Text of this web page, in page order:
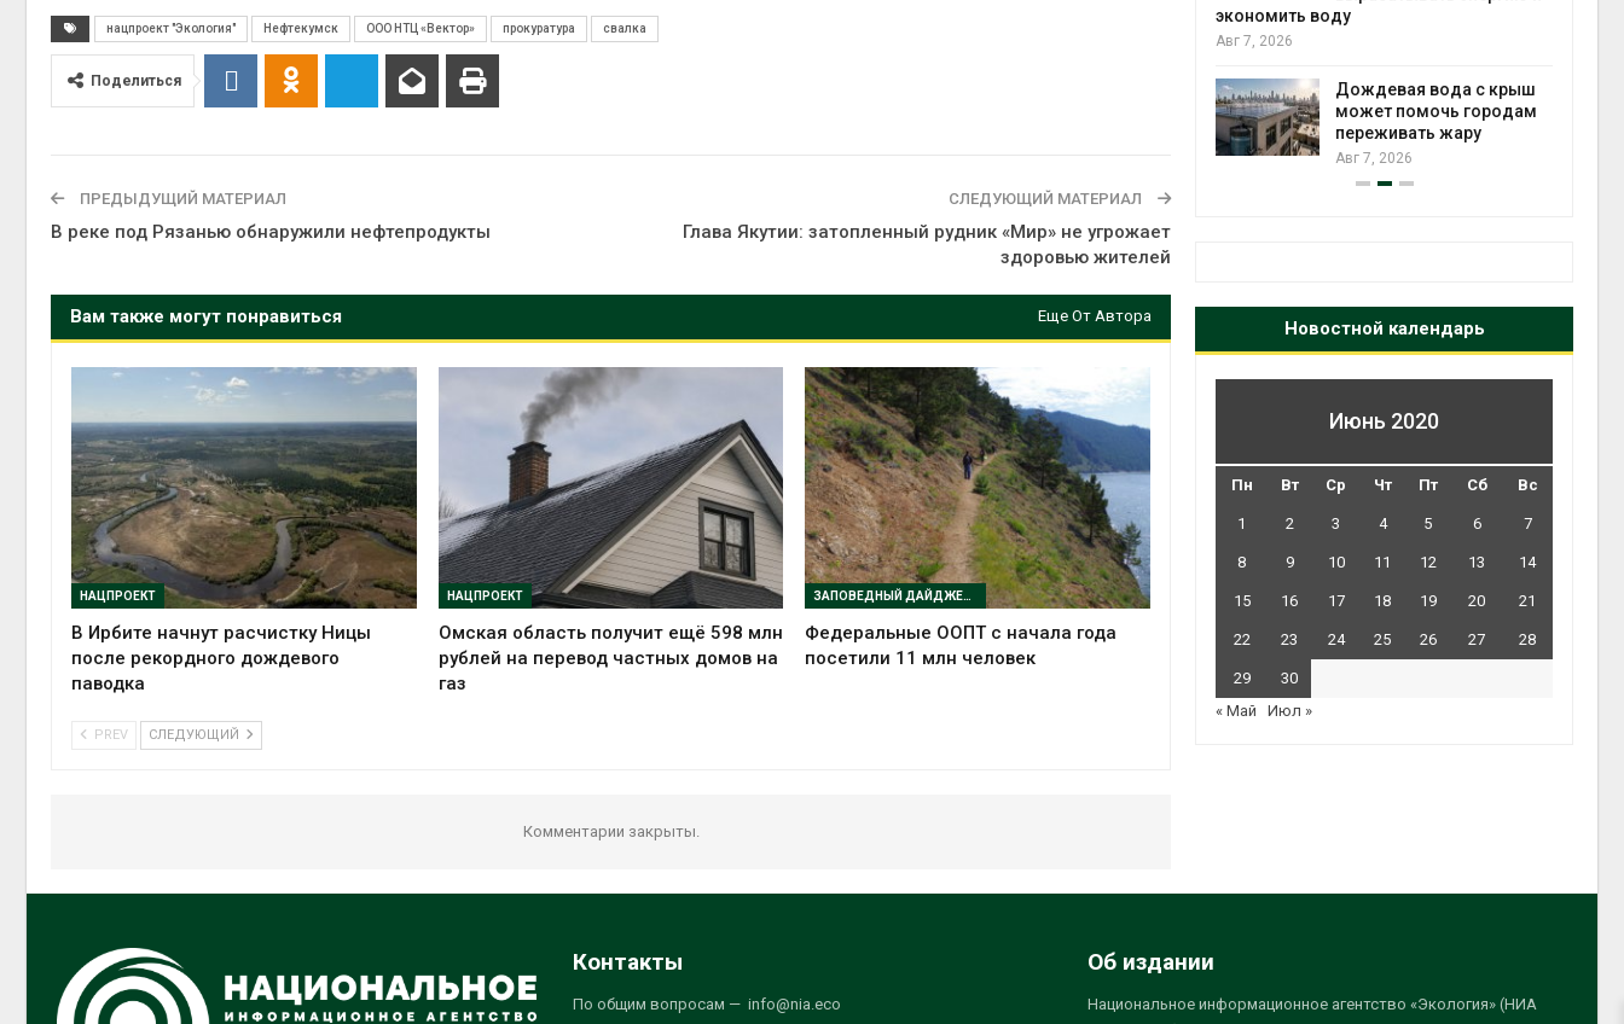
нацпроект "Экология" Нефтекумск ООО НТЦ «Вектор» прокуратура свалка
Поделиться
ПРЕДЫДУЩИЙ МАТЕРИАЛ
В реке под Рязанью обнаружили нефтепродукты
СЛЕДУЮЩИЙ МАТЕРИАЛ
Глава Якутии: затопленный рудник «Мир» не угрожает
здоровью жителей
Вам также могут понравиться Еще От Автора
НАЦПРОЕКТ
В Ирбите начнут расчистку Ницы
после рекордного дождевого
паводка
НАЦПРОЕКТ
Омская область получит ещё 598 млн
рублей на перевод частных домов на
газ
ЗАПОВЕДНЫЙ ДАЙДЖЕСТ
Федеральные ООПТ с начала года
посетили 11 млн человек
PREV СЛЕДУЮЩИЙ
Комментарии закрыты.
Приложение «Экопульс»
экономить воду
Авг 7, 2026
Дождевая вода с крыш
может помочь городам
переживать жару
Авг 7, 2026
Новостной календарь
Июнь 2020
Пн Вт Ср Чт Пт Сб Вс
1 2 3 4 5 6 7
8 9 10 11 12 13 14
15 16 17 18 19 20 21
22 23 24 25 26 27 28
29
30
« Май
Июл »
Контакты
По общим вопросам — info@nia.eco
Об издании
Национальное информационное агентство «Экология» (НИА